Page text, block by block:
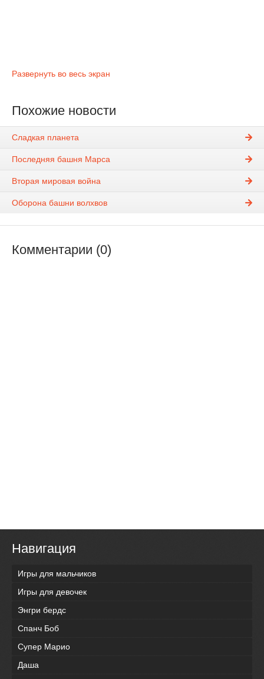
Развернуть во весь экран
Похожие новости
Сладкая планета
Последняя башня Марса
Вторая мировая война
Оборона башни волхвов
Комментарии (0)
Навигация
Игры для мальчиков
Игры для девочек
Энгри бердс
Спанч Боб
Супер Марио
Даша